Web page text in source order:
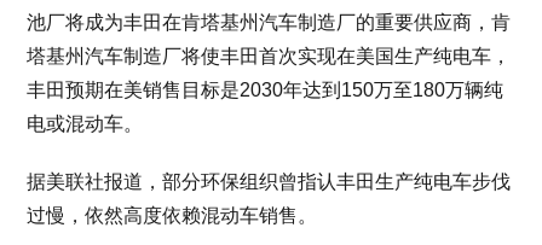
池厂将成为丰田在肯塔基州汽车制造厂的重要供应商，肯
塔基州汽车制造厂将使丰田首次实现在美国生产纯电车，
丰田预期在美销售目标是2030年达到150万至180万辆纯
电或混动车。
据美联社报道，部分环保组织曾指认丰田生产纯电车步伐
过慢，依然高度依赖混动车销售。